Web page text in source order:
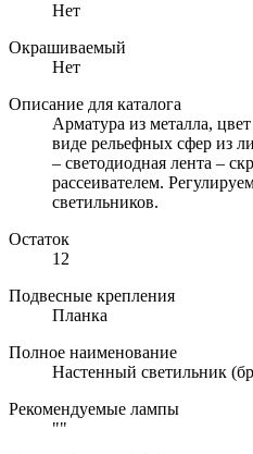
Нет
Окрашиваемый
Нет
Описание для каталога
Арматура из металла,
виде рельефных сфер из
– светодиодная лента –
рассеивателем.
светильников.
Остаток
12
Подвесные крепления
Планка
Полное наименование
Настенный светильник
Рекомендуемые лампы
""